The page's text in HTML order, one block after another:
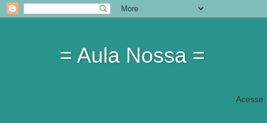
= Aula Nossa =
Acesse: